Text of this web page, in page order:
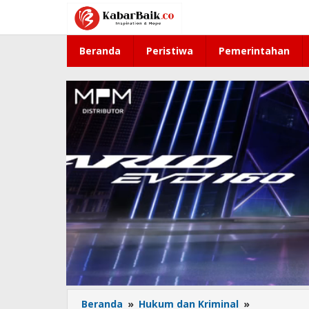
konten
Beranda Peristiwa Pemerintahan
Beranda » Hukum dan Kriminal »